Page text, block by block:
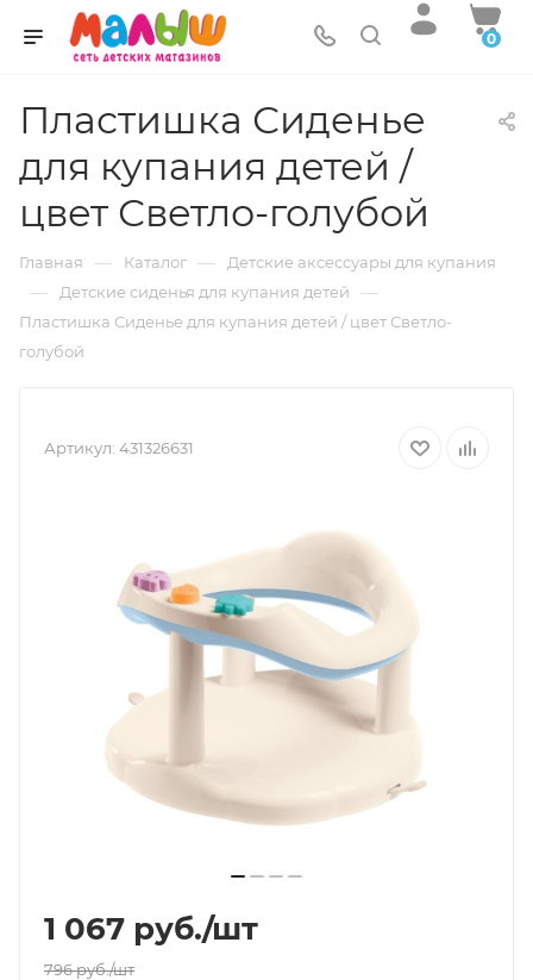
0
Пластишка Сиденье
для купания детей /
цвет Светло-голубой
Главная — Каталог — Детские аксессуары для купания
— Детские сиденья для купания детей —
Пластишка Сиденье для купания детей / цвет Светло-
голубой
Артикул: 431326631
1 067 руб./шт
796руб./шт